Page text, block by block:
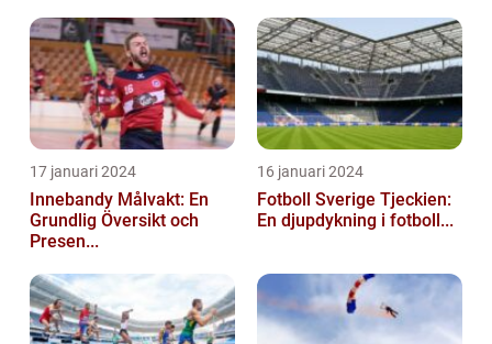
17 januari 2024
Innebandy Målvakt: En
Grundlig Översikt och
Presen...
16 januari 2024
Fotboll Sverige Tjeckien:
En djupdykning i fotboll...